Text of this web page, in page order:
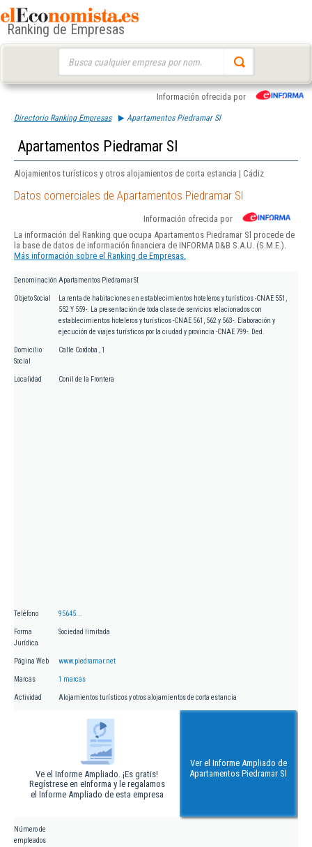
Ranking de Empresas
Información ofrecida por
Directorio Ranking Empresas Apartamentos Piedramar Sl
Apartamentos Piedramar Sl
Alojamientos turísticos y otros alojamientos de corta estancia | Cádiz
Datos comerciales de Apartamentos Piedramar Sl
Información ofrecida por
La información del Ranking que ocupa Apartamentos Piedramar Sl procede de
la base de datos de información financiera de INFORMA D&B S.A.U. (S.M.E.).
Más información sobre el Ranking de Empresas.
Denominación Apartamentos Piedramar Sl
Objeto Social
La renta de habitaciones en establecimientos hoteleros y turísticos -CNAE 551,
552 Y 559-. La presentación de toda clase de servicios relacionados con
establecimientos hoteleros y turísticos -CNAE 561, 562 y 563-. Elaboración y
ejecución de viajes turísticos por la ciudad y provincia -CNAE 799-. Ded.
Domicilio
Social
Calle Cordoba , 1
Localidad Conil de la Frontera
Teléfono 95645...
Forma
Jurídica
Sociedad limitada
Página Web www.piedramar.net
Marcas 1 marcas
Actividad Alojamientos turísticos y otros alojamientos de corta estancia
Ve el Informe Ampliado. ¡Es gratis!
Regístrese en eInforma y le regalamos
el Informe Ampliado de esta empresa
Ver el Informe Ampliado de
Apartamentos Piedramar Sl
Número de
empleados